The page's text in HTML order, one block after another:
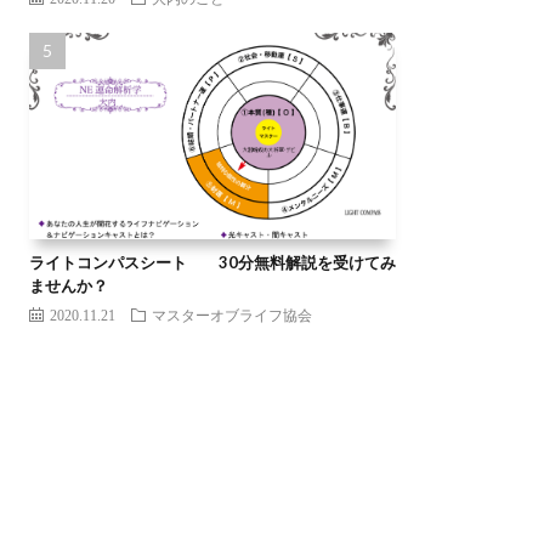
ライトコンパスシート 30分無料解説を受けてみ
ませんか？
2020.11.21 マスターオブライフ協会